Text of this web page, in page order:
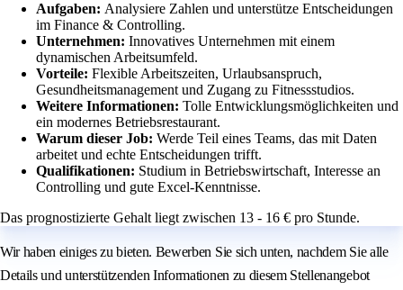
Aufgaben: Analysiere Zahlen und unterstütze Entscheidungen
im Finance & Controlling.
Unternehmen: Innovatives Unternehmen mit einem
dynamischen Arbeitsumfeld.
Vorteile: Flexible Arbeitszeiten, Urlaubsanspruch,
Gesundheitsmanagement und Zugang zu Fitnessstudios.
Weitere Informationen: Tolle Entwicklungsmöglichkeiten und
ein modernes Betriebsrestaurant.
Warum dieser Job: Werde Teil eines Teams, das mit Daten
arbeitet und echte Entscheidungen trifft.
Qualifikationen: Studium in Betriebswirtschaft, Interesse an
Controlling und gute Excel-Kenntnisse.
Das prognostizierte Gehalt liegt zwischen 13 - 16 € pro Stunde.
Wir haben einiges zu bieten. Bewerben Sie sich unten, nachdem Sie alle
Details und unterstützenden Informationen zu diesem Stellenangebot